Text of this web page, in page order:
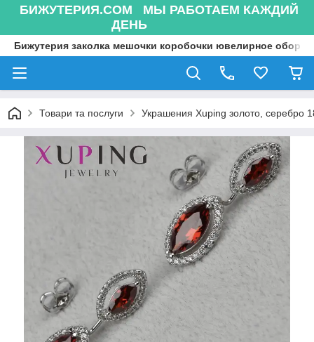
БИЖУТЕРИЯ.COM МЫ РАБОТАЕМ КАЖДИЙ
ДЕНЬ
Бижутерия заколка мешочки коробочки ювелирное
Товари та послуги Украшения Xuping золото, серебро